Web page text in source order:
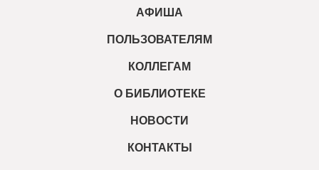
АФИША
ПОЛЬЗОВАТЕЛЯМ
КОЛЛЕГАМ
О БИБЛИОТЕКЕ
НОВОСТИ
КОНТАКТЫ